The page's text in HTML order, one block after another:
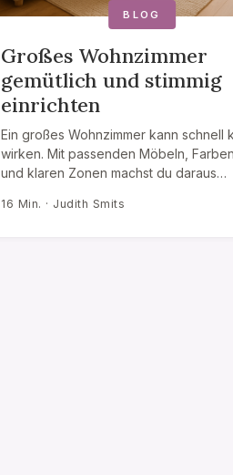
BLOG
Großes Wohnzimmer
gemütlich und stimmig
einrichten
Ein großes Wohnzimmer kann schnell
wirken. Mit passenden Möbeln,
und klaren Zonen machst du daraus…
16 Min. · Judith Smits